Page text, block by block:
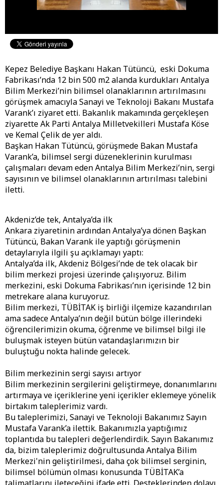
Kepez Belediye Başkanı Hakan Tütüncü, eski Dokuma
Fabrikası’nda 12 bin 500 m2 alanda kurdukları Antalya
Bilim Merkezi’nin bilimsel olanaklarının artırılmasını
görüşmek amacıyla Sanayi ve Teknoloji Bakanı Mustafa
Varank’ı ziyaret etti. Bakanlık makamında gerçekleşen
ziyarette Ak Parti Antalya Milletvekilleri Mustafa Köse
ve Kemal Çelik de yer aldı.
Başkan Hakan Tütüncü, görüşmede Bakan Mustafa
Varank’a, bilimsel sergi düzeneklerinin kurulması
çalışmaları devam eden Antalya Bilim Merkezi’nin, sergi
sayısının ve bilimsel olanaklarının artırılması talebini
iletti.
Akdeniz’de tek, Antalya’da ilk
Ankara ziyaretinin ardından Antalya’ya dönen Başkan
Tütüncü, Bakan Varank ile yaptığı görüşmenin
detaylarıyla ilgili şu açıklamayı yaptı:
Antalya’da ilk, Akdeniz Bölgesi’nde de tek olacak bir
bilim merkezi projesi üzerinde çalışıyoruz. Bilim
merkezini, eski Dokuma Fabrikası’nın içerisinde 12 bin
metrekare alana kuruyoruz.
Bilim merkezi, TÜBİTAK iş birliği ilçemize kazandırılan
ama sadece Antalya’nın değil bütün bölge illerindeki
öğrencilerimizin okuma, öğrenme ve bilimsel bilgi ile
buluşmak isteyen bütün vatandaşlarımızın bir
buluştuğu nokta halinde gelecek.
Bilim merkezinin sergi sayısı artıyor
Bilim merkezinin sergilerini geliştirmeye, donanımlarını
artırmaya ve içeriklerine yeni içerikler eklemeye yönelik
birtakım taleplerimiz vardı.
Bu taleplerimizi, Sanayi ve Teknoloji Bakanımız Sayın
Mustafa Varank’a ilettik. Bakanımızla yaptığımız
toplantıda bu talepleri değerlendirdik. Sayın Bakanımız
da, bizim taleplerimiz doğrultusunda Antalya Bilim
Merkezi'nin geliştirilmesi, daha çok bilimsel serginin,
bilimsel bölümün olması konusunda TÜBİTAK’a